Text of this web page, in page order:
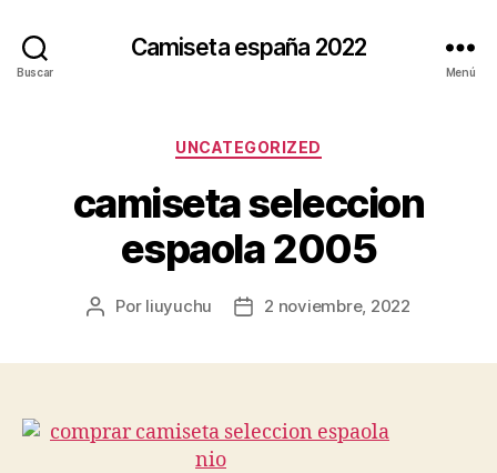
Buscar
Camiseta españa 2022
Menú
Categorías
UNCATEGORIZED
camiseta seleccion
espaola 2005
Autor
Por liuyuchu
Fecha2 noviembre, 2022